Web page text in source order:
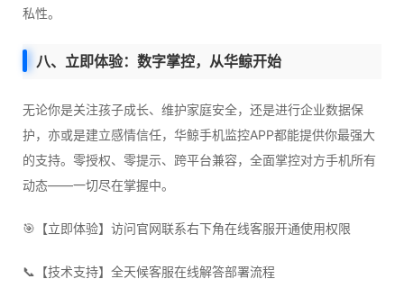
私性。
八、立即体验：数字掌控，从华鲸开始
无论你是关注孩子成长、维护家庭安全，还是进行企业数据保
护，亦或是建立感情信任，华鲸手机监控APP都能提供你最强大
的支持。零授权、零提示、跨平台兼容，全面掌控对方手机所有
动态——一切尽在掌握中。
🎯【立即体验】访问官网联系右下角在线客服开通使用权限
📞【技术支持】全天候客服在线解答部署流程